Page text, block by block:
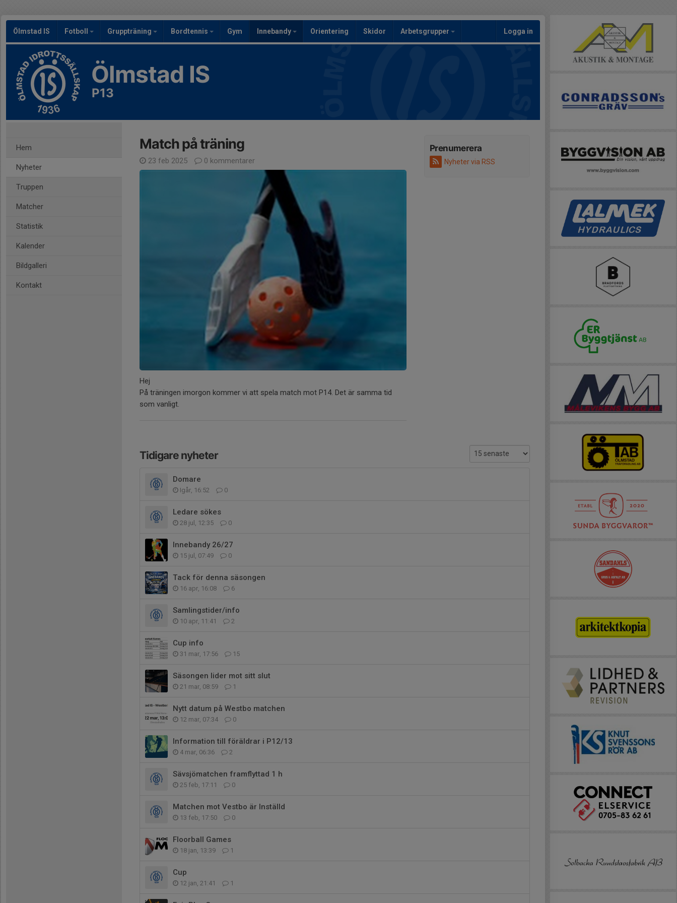
Ölmstad IS Fotboll Gruppträning Bordtennis Gym Innebandy Orientering Skidor Arbetsgrupper Logga in
Ölmstad IS
P13
Hem
Nyheter
Truppen
Matcher
Statistik
Kalender
Bildgalleri
Kontakt
Prenumerera
Nyheter via RSS
Match på träning
23 feb 2025 0 kommentarer
Hej
På träningen imorgon kommer vi att spela match mot P14. Det är samma tid
som vanligt.
Tidigare nyheter
Domare
Igår, 16:52 0
Ledare sökes
28 jul, 12:35 0
Innebandy 26/27
15 jul, 07:49 0
Tack för denna säsongen
16 apr, 16:08 6
Samlingstider/info
10 apr, 11:41 2
Cup info
31 mar, 17:56 15
Säsongen lider mot sitt slut
21 mar, 08:59 1
Nytt datum på Westbo matchen
12 mar, 07:34 0
Information till föräldrar i P12/13
4 mar, 06:36 2
Sävsjömatchen framflyttad 1 h
25 feb, 17:11 0
Matchen mot Vestbo är Inställd
13 feb, 17:50 0
Floorball Games
18 jan, 13:39 1
Cup
12 jan, 21:41 1